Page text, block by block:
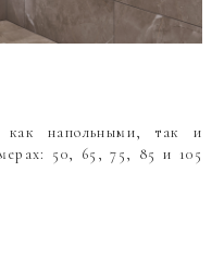
как напольными, так и
50, 65, 75, 85 и 105